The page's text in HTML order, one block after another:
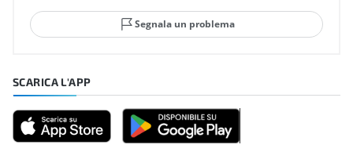
Segnala un problema
SCARICA L'APP